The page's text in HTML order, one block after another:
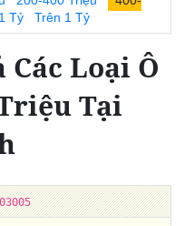
Tỷ Trên 1 Tỷ
Các Loại Ô
Tại